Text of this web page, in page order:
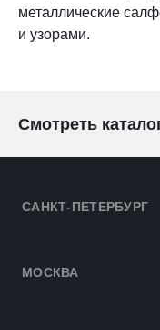
металлические
и узорами.
Смотреть
САНКТ-ПЕТЕРБУРГ
МОСКВА